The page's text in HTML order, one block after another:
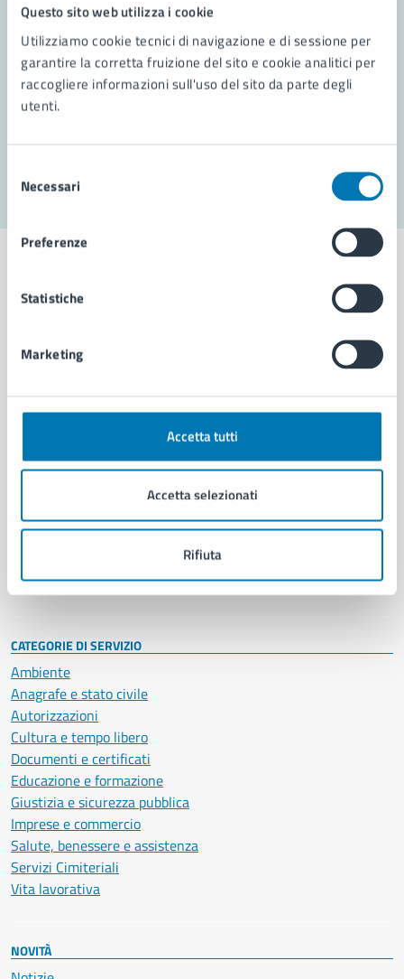
Questo sito web utilizza i cookie
Utilizziamo cookie tecnici di navigazione e di sessione per
garantire la corretta fruizione del sito e cookie analitici per
raccogliere informazioni sull'uso del sito da parte degli
utenti.
delNecessari
Preferenze
Statistiche
Marketing
Accetta tutti
Accetta selezionati
Rifiuta
Richiedi assistenza
Prenota appuntamento
Problemi in città
Aree amministrative
Uffici
Politici
Intranet, posta aziendale e protocollo
CATEGORIE DI SERVIZIO
Ambiente
Anagrafe e stato civile
Autorizzazioni
Cultura e tempo libero
Documenti e certificati
Educazione e formazione
Giustizia e sicurezza pubblica
Imprese e commercio
Salute, benessere e assistenza
Servizi Cimiteriali
Vita lavorativa
NOVITÀ